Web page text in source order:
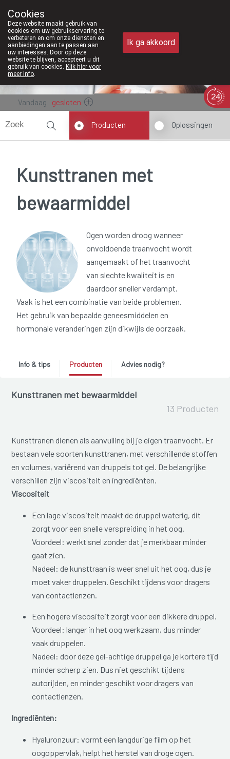
011/610300
Vandaag gesloten
Producten Oplossingen
Kunsttranen met
bewaarmiddel
Ogen worden droog wanneer
onvoldoende traanvocht wordt
aangemaakt of het traanvocht
van slechte kwaliteit is en
daardoor sneller verdampt.
Vaak is het een combinatie van beide problemen.
Het gebruik van bepaalde geneesmiddelen en
hormonale veranderingen zijn dikwijls de oorzaak.
Info & tips Producten Advies nodig?
Kunsttranen met bewaarmiddel
13 Producten
Kunsttranen dienen als aanvulling bij je eigen traanvocht. Er
bestaan vele soorten kunsttranen, met verschillende stoffen
en volumes, variërend van druppels tot gel. De belangrijke
verschillen zijn viscositeit en ingrediënten.
Viscositeit
Een lage viscositeit maakt de druppel waterig, dit
zorgt voor een snelle verspreiding in het oog.
Voordeel: werkt snel zonder dat je merkbaar minder
gaat zien.
Nadeel: de kunsttraan is weer snel uit het oog, dus je
moet vaker druppelen. Geschikt tijdens voor dragers
van contactlenzen.
Een hogere viscositeit zorgt voor een dikkere druppel.
Voordeel: langer in het oog werkzaam, dus minder
vaak druppelen.
Nadeel: door deze gel-achtige druppel ga je kortere tijd
minder scherp zien. Dus niet geschikt tijdens
autorijden, en minder geschikt voor dragers van
contactlenzen.
Ingrediënten:
Hyaluronzuur: vormt een langdurige film op het
oogoppervlak, helpt het herstel van droge ogen.
Cookies
Deze website maakt gebruik van
cookies om uw gebruikservaring te
verbeteren en om onze diensten en
aanbiedingen aan te passen aan
uw interesses. Door op deze
website te blijven, accepteert u dit
gebruik van cookies. Klik hier voor
meer info.
Ik ga akkoord